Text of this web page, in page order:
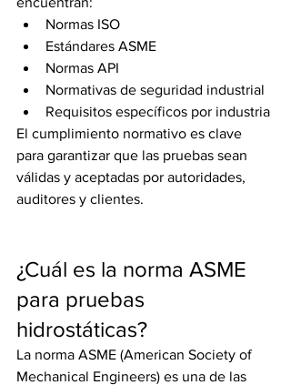
Normas ISO
Estándares ASME
Normas API
Normativas de seguridad industrial
Requisitos específicos por industria
El cumplimiento normativo es clave
para garantizar que las pruebas sean
válidas y aceptadas por autoridades,
auditores y clientes.
¿Cuál es la norma ASME
para pruebas
hidrostáticas?
La norma ASME (American Society of
Mechanical Engineers) es una de las